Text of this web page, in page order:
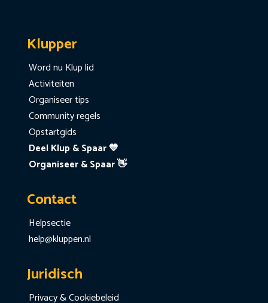
Klupper
Word nu Klup lid
Activiteiten
Organiseer tips
Community regels
Opstartgids
Deel Klup & Spaar 💙
Organiseer & Spaar 👋
Contact
Helpsectie
help@kluppen.nl
Juridisch
Privacy & Cookiebeleid